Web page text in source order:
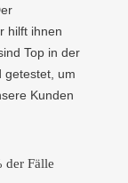
hilft ihnen
Top in der
getestet, um
Kunden
der Fälle